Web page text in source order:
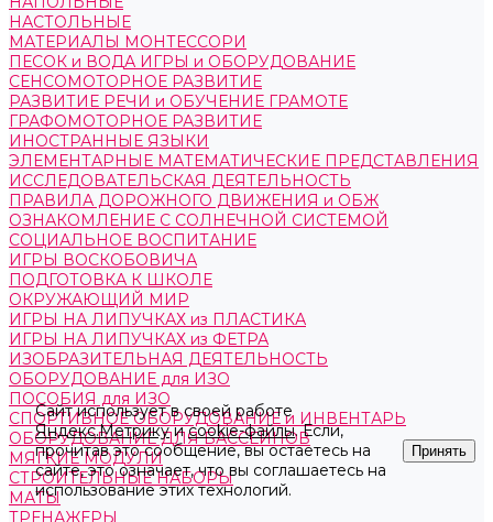
НАСТОЛЬНЫЕ
МАТЕРИАЛЫ МОНТЕССОРИ
ПЕСОК и ВОДА ИГРЫ и ОБОРУДОВАНИЕ
СЕНСОМОТОРНОЕ РАЗВИТИЕ
РАЗВИТИЕ РЕЧИ и ОБУЧЕНИЕ ГРАМОТЕ
ГРАФОМОТОРНОЕ РАЗВИТИЕ
ИНОСТРАННЫЕ ЯЗЫКИ
ЭЛЕМЕНТАРНЫЕ МАТЕМАТИЧЕСКИЕ ПРЕДСТАВЛЕНИЯ
ИССЛЕДОВАТЕЛЬСКАЯ ДЕЯТЕЛЬНОСТЬ
ПРАВИЛА ДОРОЖНОГО ДВИЖЕНИЯ и ОБЖ
ОЗНАКОМЛЕНИЕ С СОЛНЕЧНОЙ СИСТЕМОЙ
СОЦИАЛЬНОЕ ВОСПИТАНИЕ
ИГРЫ ВОСКОБОВИЧА
ПОДГОТОВКА К ШКОЛЕ
ОКРУЖАЮЩИЙ МИР
ИГРЫ НА ЛИПУЧКАХ из ПЛАСТИКА
ИГРЫ НА ЛИПУЧКАХ из ФЕТРА
ИЗОБРАЗИТЕЛЬНАЯ ДЕЯТЕЛЬНОСТЬ
ОБОРУДОВАНИЕ для ИЗО
ПОСОБИЯ для ИЗО
СПОРТИВНОЕ ОБОРУДОВАНИЕ и ИНВЕНТАРЬ
ОБОРУДОВАНИЕ ДЛЯ БАССЕЙНОВ
МЯГКИЕ МОДУЛИ
СТРОИТЕЛЬНЫЕ НАБОРЫ
МАТЫ
ТРЕНАЖЕРЫ
Сайт использует в своей работе
Яндекс.Метрикуиcookie-файлы. Если,
прочитав это сообщение, вы остаетесь на
сайте, это означает, что вы соглашаетесь на
использование этих технологий.
Принять